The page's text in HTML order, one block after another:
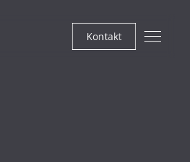
Kontakt